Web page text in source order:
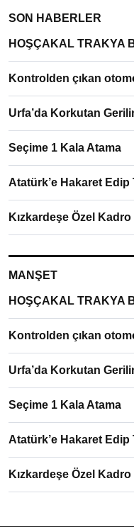
SON HABERLER
HOŞÇAKAL TRAKYA
Kontrolden çıkan
Urfa’da Korkutan
Seçime 1 Kala Atama
Atatürk’e Hakaret Edip
Kızkardeşe Özel Kadro
MANŞET
HOŞÇAKAL TRAKYA
Kontrolden çıkan
Urfa’da Korkutan
Seçime 1 Kala Atama
Atatürk’e Hakaret Edip
Kızkardeşe Özel Kadro